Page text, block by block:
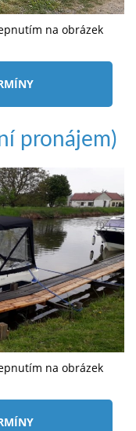
na obrázek
pronájem)
na obrázek